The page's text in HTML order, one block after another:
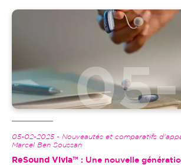
Image
05-02-2025 - Nouveautés et comparatifs
Marcel Ben Soussan
ReSound Vivia™ : Une nouvelle